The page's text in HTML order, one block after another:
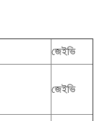
জেইভি
জেইভি